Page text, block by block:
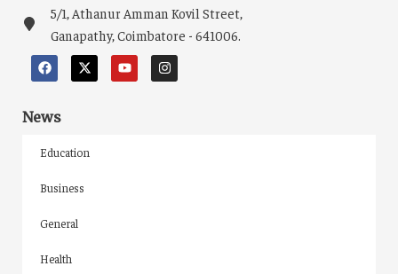
5/1, Athanur Amman Kovil Street,
Ganapathy, Coimbatore - 641006.
News
Education
Business
General
Health